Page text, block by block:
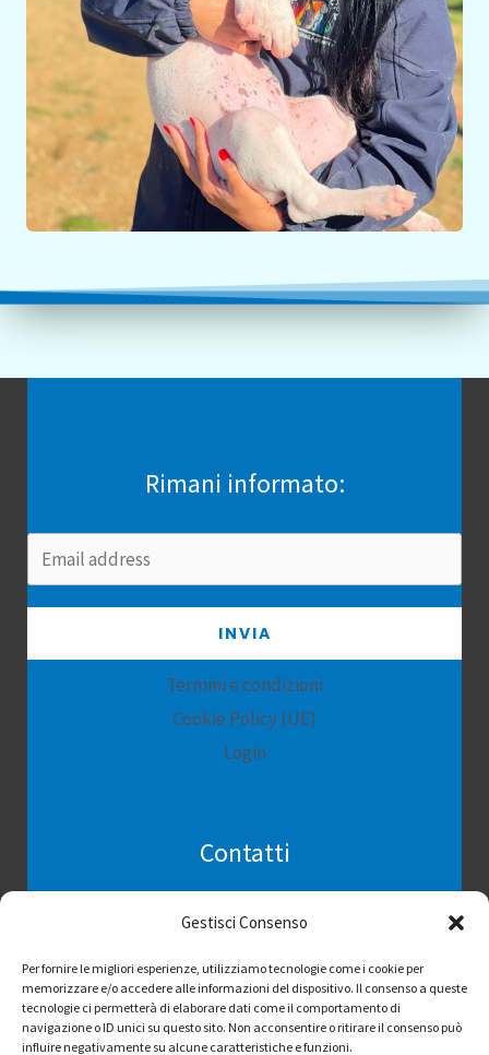
Gestisci Consenso
Per fornire le migliori esperienze, utilizziamo tecnologie come i cookie per
memorizzare e/o accedere alle informazioni del dispositivo. Il consenso a queste
tecnologie ci permetterà di elaborare dati come il comportamento di
navigazione o ID unici su questo sito. Non acconsentire o ritirare il consenso può
influire negativamente su alcune caratteristiche e funzioni.
Rimani informato:
INVIA
Termini e condizioni
Cookie Policy (UE)
Login
Contatti
Tel. 342 1836988 – 3883451344
Rifugio.hope@libero.itCF:93080220846